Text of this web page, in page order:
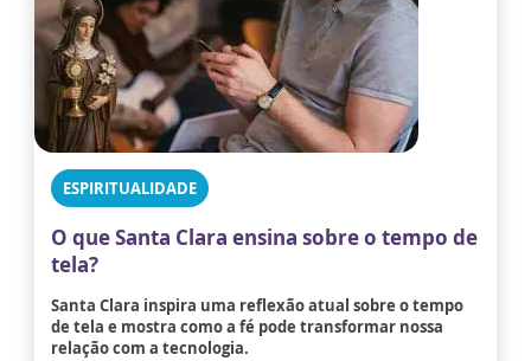
ESPIRITUALIDADE
O que Santa Clara ensina sobre o tempo de
tela?
Santa Clara inspira uma reflexão atual sobre o tempo
de tela e mostra como a fé pode transformar nossa
relação com a tecnologia.